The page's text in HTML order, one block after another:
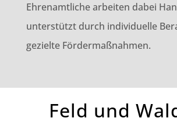
Ehrenamtliche arbeiten dabei
unterstützt durch individuelle
gezielte Fördermaßnahmen.
Feld und